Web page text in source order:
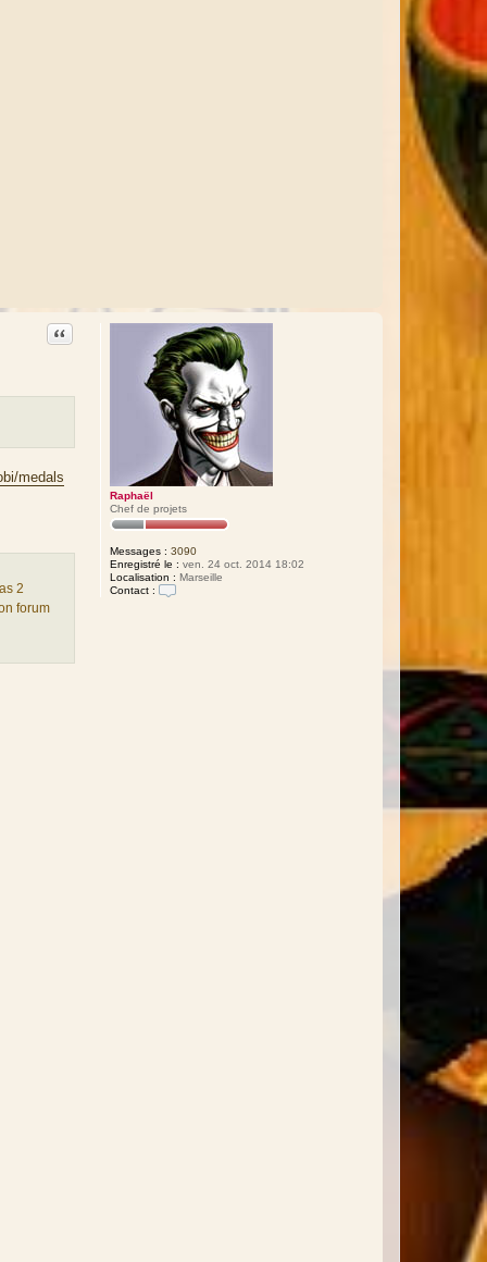
Raphaël
Chef de projets
Messages : 3090
Enregistré le : ven. 24 oct. 2014 18:02
Localisation : Marseille
Contact :
Citation
medals
2
forum